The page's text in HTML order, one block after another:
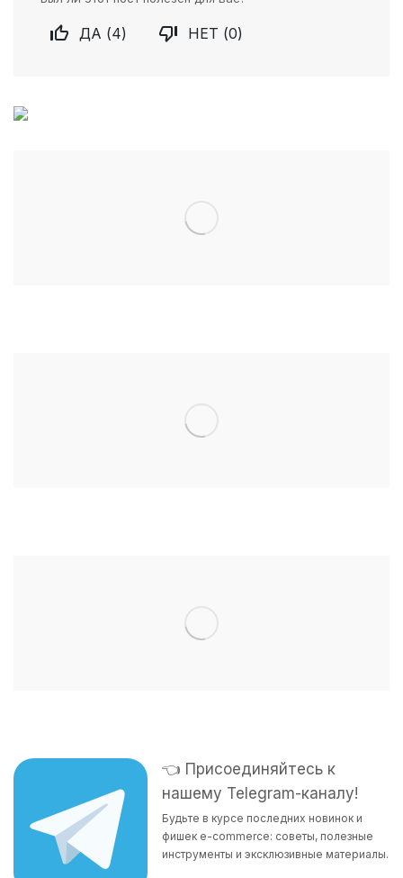
 ДА (4)  НЕТ (0)
👈 Присоединяйтесь к
нашему Telegram-каналу!
Будьте в курсе последних новинок и
фишек e-commerce: советы, полезные
инструменты и эксклюзивные материалы.